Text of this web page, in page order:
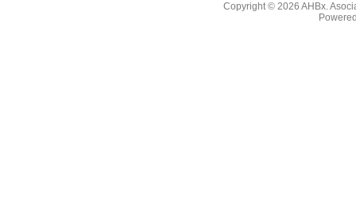
Copyright © 2026AHBx.